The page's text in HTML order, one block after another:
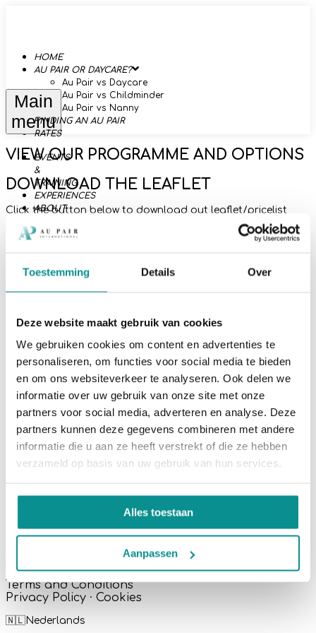
Toestemming Details Over
Deze website maakt gebruik van cookies
We gebruiken cookies om content en advertenties te
personaliseren, om functies voor social media te bieden
en om ons websiteverkeer te analyseren. Ook delen we
informatie over uw gebruik van onze site met onze
partners voor social media, adverteren en analyse. Deze
partners kunnen deze gegevens combineren met andere
informatie die u aan ze heeft verstrekt of die ze hebben
verzameld op basis van uw gebruik van hun services.
Alles toestaan
Aanpassen
HOME
AU PAIR OR DAYCARE?
Au Pair vs Daycare
Au Pair vs Childminder
Au Pair vs Nanny
FINDING AN AU PAIR
RATES
EVENTS
&
TRAINING
EXPERIENCES
ABOUT
CONTACT
Main
menu
VIEW OUR PROGRAMME AND OPTIONS
DOWNLOAD THE LEAFLET
Click the button below to download out leaflet/pricelist
Download leaflet
(PDF, 1 MB)
DE VOORDELEN OP EEN RIJ
Marktleider sinds 2010
Erkend referent van de IND
Je eigen ervaren en betrokken accountmanager
All-in prijzen zonder verrassingen
Eerlijke informatie over het programma
Uitgebreide onboarding voor au pairs
CONTACT
📞 +31(0)70 221 13 95
📧info@aupairinternational.nl
In partnership with:
Terms and Conditions
Privacy Policy · Cookies
🇳🇱Nederlands